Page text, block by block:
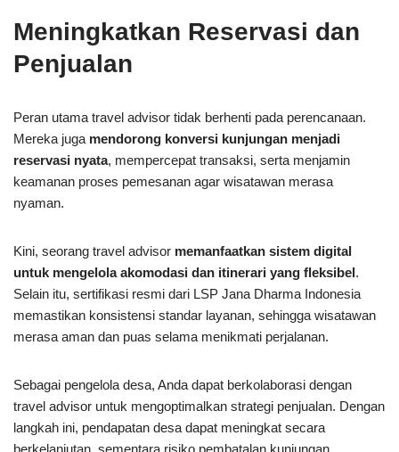
Meningkatkan Reservasi dan
Penjualan
Peran utama travel advisor tidak berhenti pada perencanaan.
Mereka juga mendorong konversi kunjungan menjadi
reservasi nyata, mempercepat transaksi, serta menjamin
keamanan proses pemesanan agar wisatawan merasa
nyaman.
Kini, seorang travel advisor memanfaatkan sistem digital
untuk mengelola akomodasi dan itinerari yang fleksibel.
Selain itu, sertifikasi resmi dari LSP Jana Dharma Indonesia
memastikan konsistensi standar layanan, sehingga wisatawan
merasa aman dan puas selama menikmati perjalanan.
Sebagai pengelola desa, Anda dapat berkolaborasi dengan
travel advisor untuk mengoptimalkan strategi penjualan. Dengan
langkah ini, pendapatan desa dapat meningkat secara
berkelanjutan, sementara risiko pembatalan kunjungan